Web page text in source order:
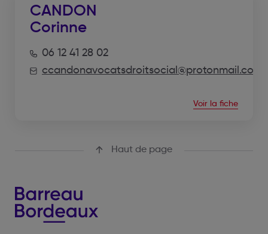
CANDON
Corinne
06 12 41 28 02
ccandonavocatsdroitsocial@protonmail.com
Voir la fiche
Haut de page